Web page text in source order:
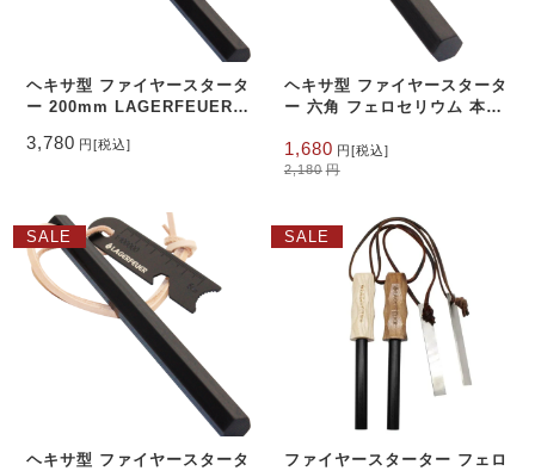
ヘキサ型 ファイヤースタータ
ー 200mm LAGERFEUER
ザーコード 火打石 ブッシュ
3,780 円[税込]
ヘキサ型 ファイヤースタータ
ー 六角 フェロセリウム 本革
ュクラフト サバイバルツール
127mm
2,180 円
元
の
価
2,180
1,680 円
現
在
の
は
[税込]
SALE
ヘキサ型 ファイヤースタータ
SALE
ファイヤースターター フェロ